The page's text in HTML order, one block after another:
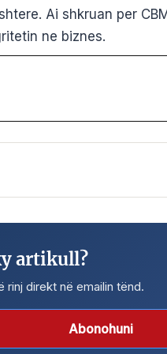
Ai shkruan per
ne biznes.
artikull?
rinj direkt në emailin tënd.
Abonohuni